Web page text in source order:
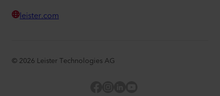
leister.com
© 2026 Leister Technologies AG